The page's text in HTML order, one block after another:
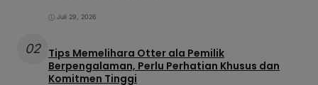
Juli 29, 2026
02 Tips Memelihara Otter ala Pemilik
Berpengalaman, Perlu Perhatian Khusus dan
Komitmen Tinggi